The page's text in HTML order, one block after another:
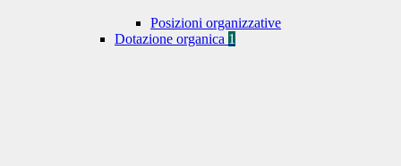
Posizioni organizzative
Dotazione organica 1